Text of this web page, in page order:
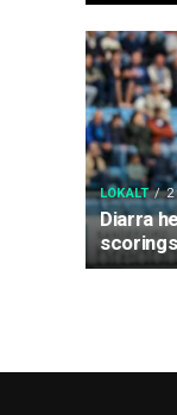
LOKALT 2
Diarra